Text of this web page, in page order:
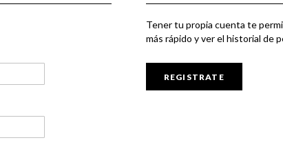
Tener tu propia cuenta te
más rápido y ver el historial de
REGISTRATE